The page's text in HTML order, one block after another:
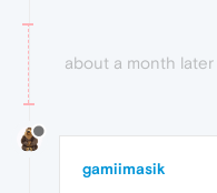
about a month later
gamiimasik